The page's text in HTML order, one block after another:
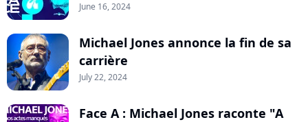
June 16, 2024
Michael Jones annonce la fin de sa
carrière
July 22, 2024
Face A : Michael Jones raconte "A